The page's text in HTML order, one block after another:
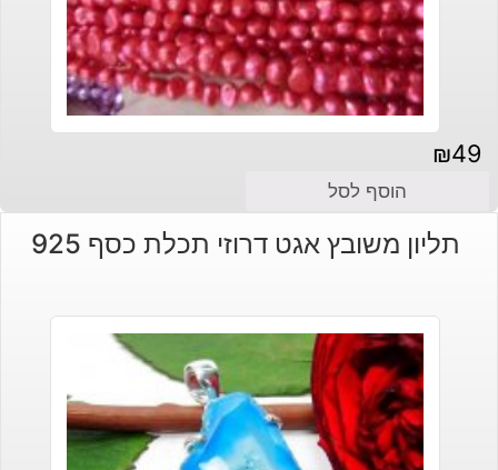
₪49
הוסף לסל
תליון משובץ אגט דרוזי תכלת כסף 925